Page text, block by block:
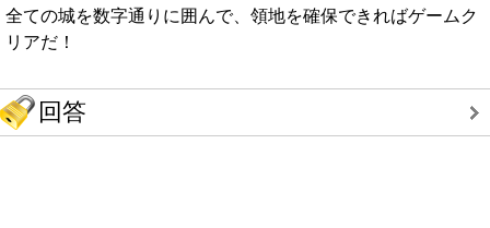
全ての城を数字通りに囲んで、領地を確保できればゲームク
リアだ！
回答